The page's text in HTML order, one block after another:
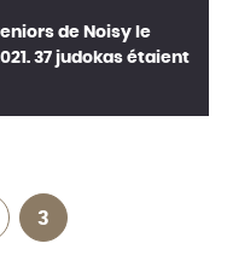
de Noisy le
37 judokas étaient
3